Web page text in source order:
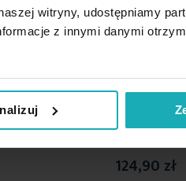
witryny, udostępniamy
z innymi danymi
typu flano z
Eurofirany
wzorem 3D
124,90 zł